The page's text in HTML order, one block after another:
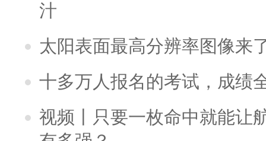
汁
太阳表面最高分辨率图像来
十多万人报名的考试，成绩
视频丨只要一枚命中就能让